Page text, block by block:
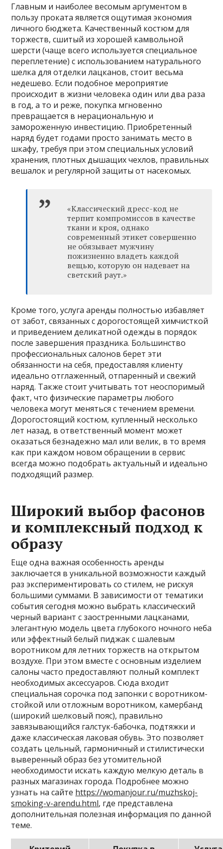
Главным и наиболее весомым аргументом в
пользу проката является ощутимая экономия
личного бюджета. Качественный костюм для
торжеств, сшитый из хорошей камвольной
шерсти (чаще всего используется специальное
переплетение) с использованием натурального
шелка для отделки лацканов, стоит весьма
недешево. Если подобное мероприятие
происходит в жизни человека один или два раза
в год, а то и реже, покупка мгновенно
превращается в нерациональную и
замороженную инвестицию. Приобретенный
наряд будет годами просто занимать место в
шкафу, требуя при этом специальных условий
хранения, плотных дышащих чехлов, правильных
вешалок и регулярной защиты от насекомых.
«Классический дресс-код не
терпит компромиссов в качестве
ткани и кроя, однако
современный этикет совершенно
не обязывает мужчину
пожизненно владеть каждой
вещью, которую он надевает на
светский раут.»
Кроме того, услуга аренды полностью избавляет
от забот, связанных с дорогостоящей химчисткой
и приведением деликатной одежды в порядок
после завершения праздника. Большинство
профессиональных салонов берет эти
обязанности на себя, предоставляя клиенту
идеально отглаженный, отпаренный и свежий
наряд. Также стоит учитывать тот неоспоримый
факт, что физические параметры любого
человека могут меняться с течением времени.
Дорогостоящий костюм, купленный несколько
лет назад, в ответственный момент может
оказаться безнадежно мал или велик, в то время
как при каждом новом обращении в сервис
всегда можно подобрать актуальный и идеально
подходящий размер.
Широкий выбор фасонов
и комплексный подход к
образу
Еще одна важная особенность аренды
заключается в уникальной возможности каждый
раз экспериментировать со стилем, не рискуя
большими суммами. В зависимости от тематики
события сегодня можно выбрать классический
черный вариант с заостренными лацканами,
элегантную модель цвета глубокого ночного неба
или эффектный белый пиджак с шалевым
воротником для летних торжеств на открытом
воздухе. При этом вместе с основным изделием
салоны часто предоставляют полный комплект
необходимых аксессуаров. Сюда входит
специальная сорочка под запонки с воротником-
стойкой или отложным воротником, камербанд
(широкий шелковый пояс), правильно
завязывающийся галстук-бабочка, подтяжки и
даже классическая лаковая обувь. Это позволяет
создать цельный, гармоничный и стилистически
выверенный образ без утомительной
необходимости искать каждую мелкую деталь в
разных магазинах города. Подробнее можно
узнать на сайте https://womanjour.ru/muzhskoj-
smoking-v-arendu.html, где представлена
дополнительная полезная информация по данной
теме.